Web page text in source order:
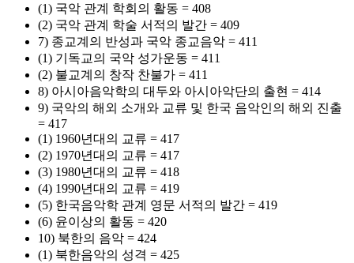
(1) 국악 관계 학회의 활동 = 408
(2) 국악 관계 학술 서적의 발간 = 409
7) 종교계의 반성과 국악 종교음악 = 411
(1) 기독교의 국악 성가운동 = 411
(2) 불교계의 창작 찬불가 = 411
8) 아시아음악학의 대두와 아시아악단의 출현 = 414
9) 국악의 해외 소개와 교류 및 한국 음악인의 해외 진출
= 417
(1) 1960년대의 교류 = 417
(2) 1970년대의 교류 = 417
(3) 1980년대의 교류 = 418
(4) 1990년대의 교류 = 419
(5) 한국음악학 관계 영문 서적의 발간 = 419
(6) 윤이상의 활동 = 420
10) 북한의 음악 = 424
(1) 북한음악의 성격 = 425